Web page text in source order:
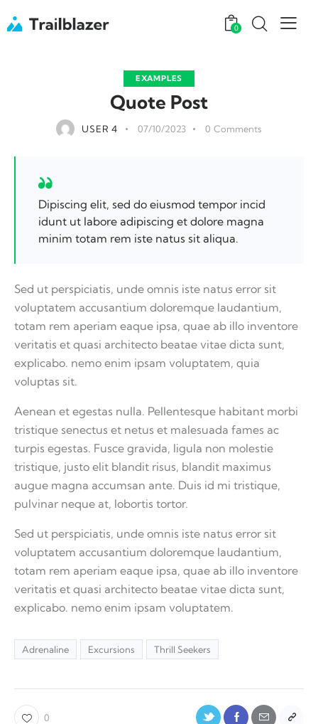
0
EXAMPLES
Quote Post
USER 4 07/10/2023 0 Comments
Dipiscing elit, sed do eiusmod tempor incid
idunt ut labore adipiscing et dolore magna
minim totam rem iste natus sit aliqua.
Sed ut perspiciatis, unde omnis iste natus error sit
voluptatem accusantium doloremque laudantium,
totam rem aperiam eaque ipsa, quae ab illo inventore
veritatis et quasi architecto beatae vitae dicta sunt,
explicabo. nemo enim ipsam voluptatem, quia
voluptas sit.
Aenean et egestas nulla. Pellentesque habitant morbi
tristique senectus et netus et malesuada fames ac
turpis egestas. Fusce gravida, ligula non molestie
tristique, justo elit blandit risus, blandit maximus
augue magna accumsan ante. Duis id mi tristique,
pulvinar neque at, lobortis tortor.
Sed ut perspiciatis, unde omnis iste natus error sit
voluptatem accusantium doloremque laudantium,
totam rem aperiam eaque ipsa, quae ab illo inventore
veritatis et quasi architecto beatae vitae dicta sunt,
explicabo. nemo enim ipsam voluptatem.
Adrenaline Excursions Thrill Seekers
0